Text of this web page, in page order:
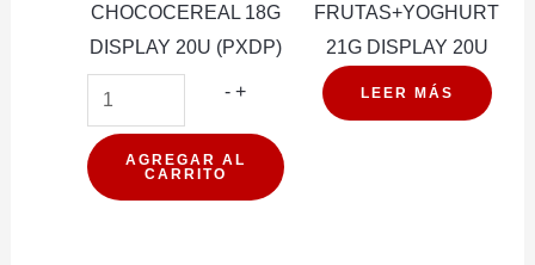
CHOCOCEREAL 18G
DISPLAY 20U (PXDP)
- CEREAL
CHOCOCEREAL
18G
+
AGREGAR AL
CARRITO
FRUTAS+YOGHURT
21G DISPLAY 20U
LEER MÁS